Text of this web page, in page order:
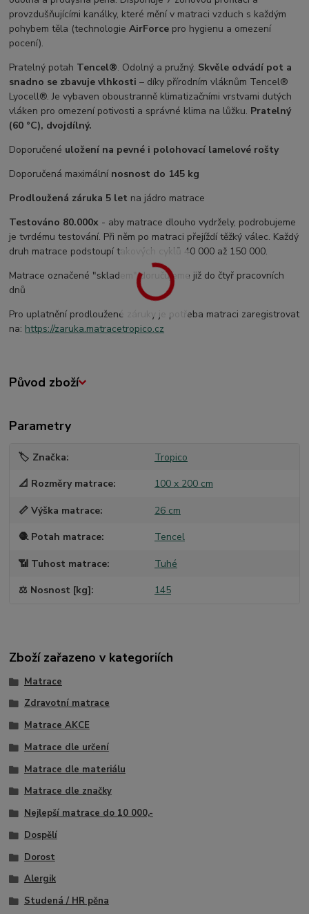
provzdušňujícími kanálky, které mění v matraci vzduch s každým
pohybem těla (technologieAirForce pro hygienu a omezení
pocení).
Pratelný potah Tencel®. Odolný a pružný. Skvěle odvádí pot a
snadno se zbavuje vlhkosti – díky přírodním vláknům Tencel®
Lyocell®. Je vybaven oboustranně klimatizačními vrstvami dutých
vláken pro omezení potivosti a správné klima na lůžku. Pratelný
(60 °C), dvojdílný.
Doporučené uložení na pevné i polohovací lamelové rošty
Doporučená maximální nosnost do 145 kg
Prodloužená záruka 5 let na jádro matrace
Testováno 80.000x - aby matrace dlouho vydržely, podrobujeme
je tvrdému testování. Při něm po matraci přejíždí těžký válec. Každý
druh matrace podstoupí takových cyklů 40 000 až 150 000.
Matrace označené "skladem" doručujeme již do čtyř pracovních
dnů
Pro uplatnění prodloužené záruky je potřeba matraci zaregistrovat
na: https://zaruka.matracetropico.cz
Původ zboží
Parametry
🏷️ Značka Tropico
📐 Rozměry matrace 100 x 200 cm
📏 Výška matrace 26 cm
🧶 Potah matrace Tencel
📶 Tuhost matrace Tuhé
⚖️ Nosnost [kg] 145
Zboží zařazeno v kategoriích
Matrace
Zdravotní matrace
Matrace AKCE
Matrace dle určení
Matrace dle materiálu
Matrace dle značky
Nejlepší matrace do 10 000,-
Dospělí
Dorost
Alergik
Studená / HR pěna